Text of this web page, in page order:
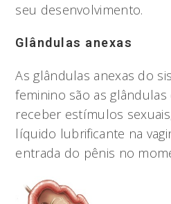
seu desenvolvimento.
Glândulas anexas
As glândulas anexas do
feminino são as
receber estímulos
líquido lubrificante na
entrada do pênis no